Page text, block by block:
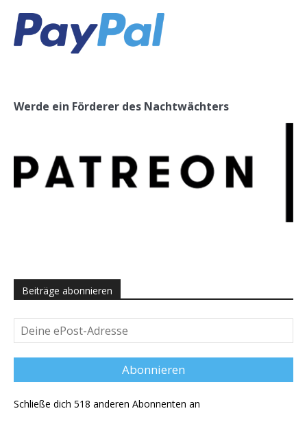
Werde ein Förderer des Nachtwächters
Beiträge abonnieren
Deine
ePost-
Adresse
Abonnieren
Schließe dich 518 anderen Abonnenten an